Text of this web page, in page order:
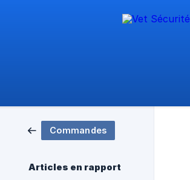
Commandes
Articles en rapport